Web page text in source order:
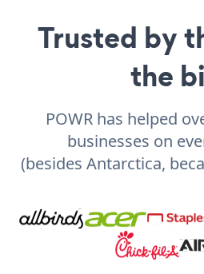
Trusted by
the
POWR has helped
businesses on
(besides Antarctica,